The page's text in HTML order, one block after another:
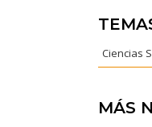
Ciencias
MÁS